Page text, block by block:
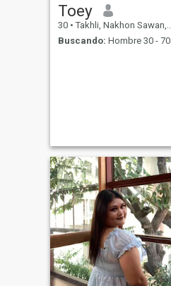
Toey
30 • Takhli, Nakhon Sawan, Tailandia
Buscando: Hombre 30 - 70